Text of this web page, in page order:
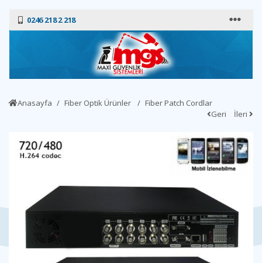
0246 218 2 218
Anasayfa Fiber Optik Ürünler
Fiber Patch Cordlar
Geri
İleri